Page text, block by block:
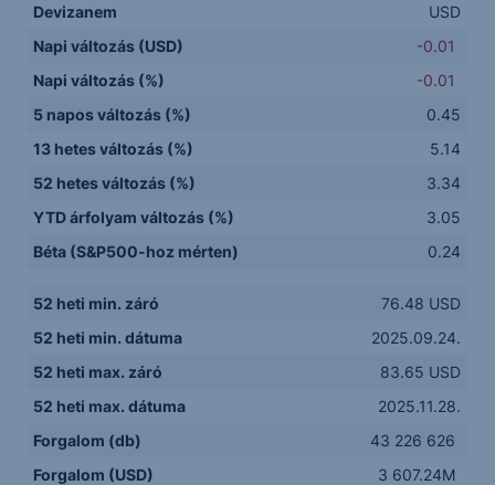
Devizanem
USD
Napi változás (USD)
-0.01
Napi változás (%)
-0.01
5 napos változás (%)
0.45
13 hetes változás (%)
5.14
52 hetes változás (%)
3.34
YTD árfolyam változás (%)
3.05
Béta (S&P500-hoz mérten)
0.24
52 heti min. záró
76.48 USD
52 heti min. dátuma
2025.09.24.
52 heti max. záró
83.65 USD
52 heti max. dátuma
2025.11.28.
Forgalom (db)
43 226 626
Forgalom (USD)
3 607.24M